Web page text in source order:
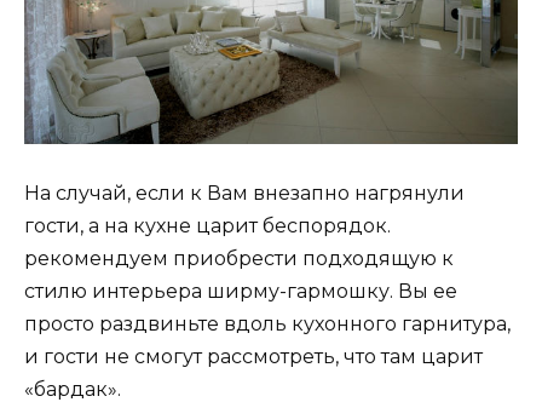
На случай, если к Вам внезапно нагрянули
гости, а на кухне царит беспорядок.
рекомендуем приобрести подходящую к
стилю интерьера ширму-гармошку. Вы ее
просто раздвиньте вдоль кухонного гарнитура,
и гости не смогут рассмотреть, что там царит
«бардак».